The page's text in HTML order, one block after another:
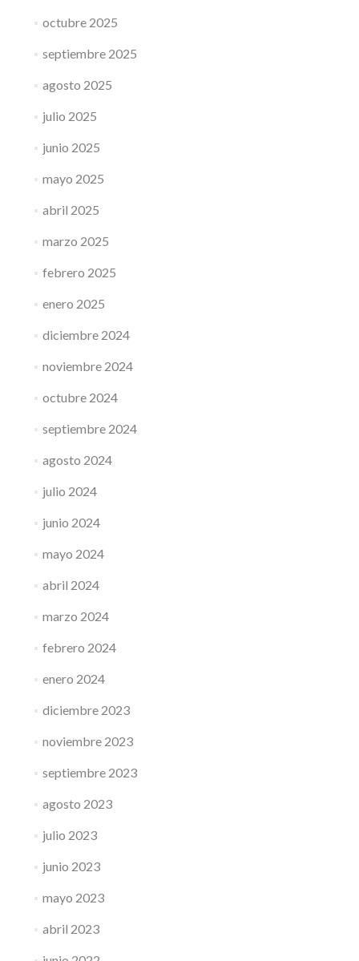
octubre 2025
septiembre 2025
agosto 2025
julio 2025
junio 2025
mayo 2025
abril 2025
marzo 2025
febrero 2025
enero 2025
diciembre 2024
noviembre 2024
octubre 2024
septiembre 2024
agosto 2024
julio 2024
junio 2024
mayo 2024
abril 2024
marzo 2024
febrero 2024
enero 2024
diciembre 2023
noviembre 2023
septiembre 2023
agosto 2023
julio 2023
junio 2023
mayo 2023
abril 2023